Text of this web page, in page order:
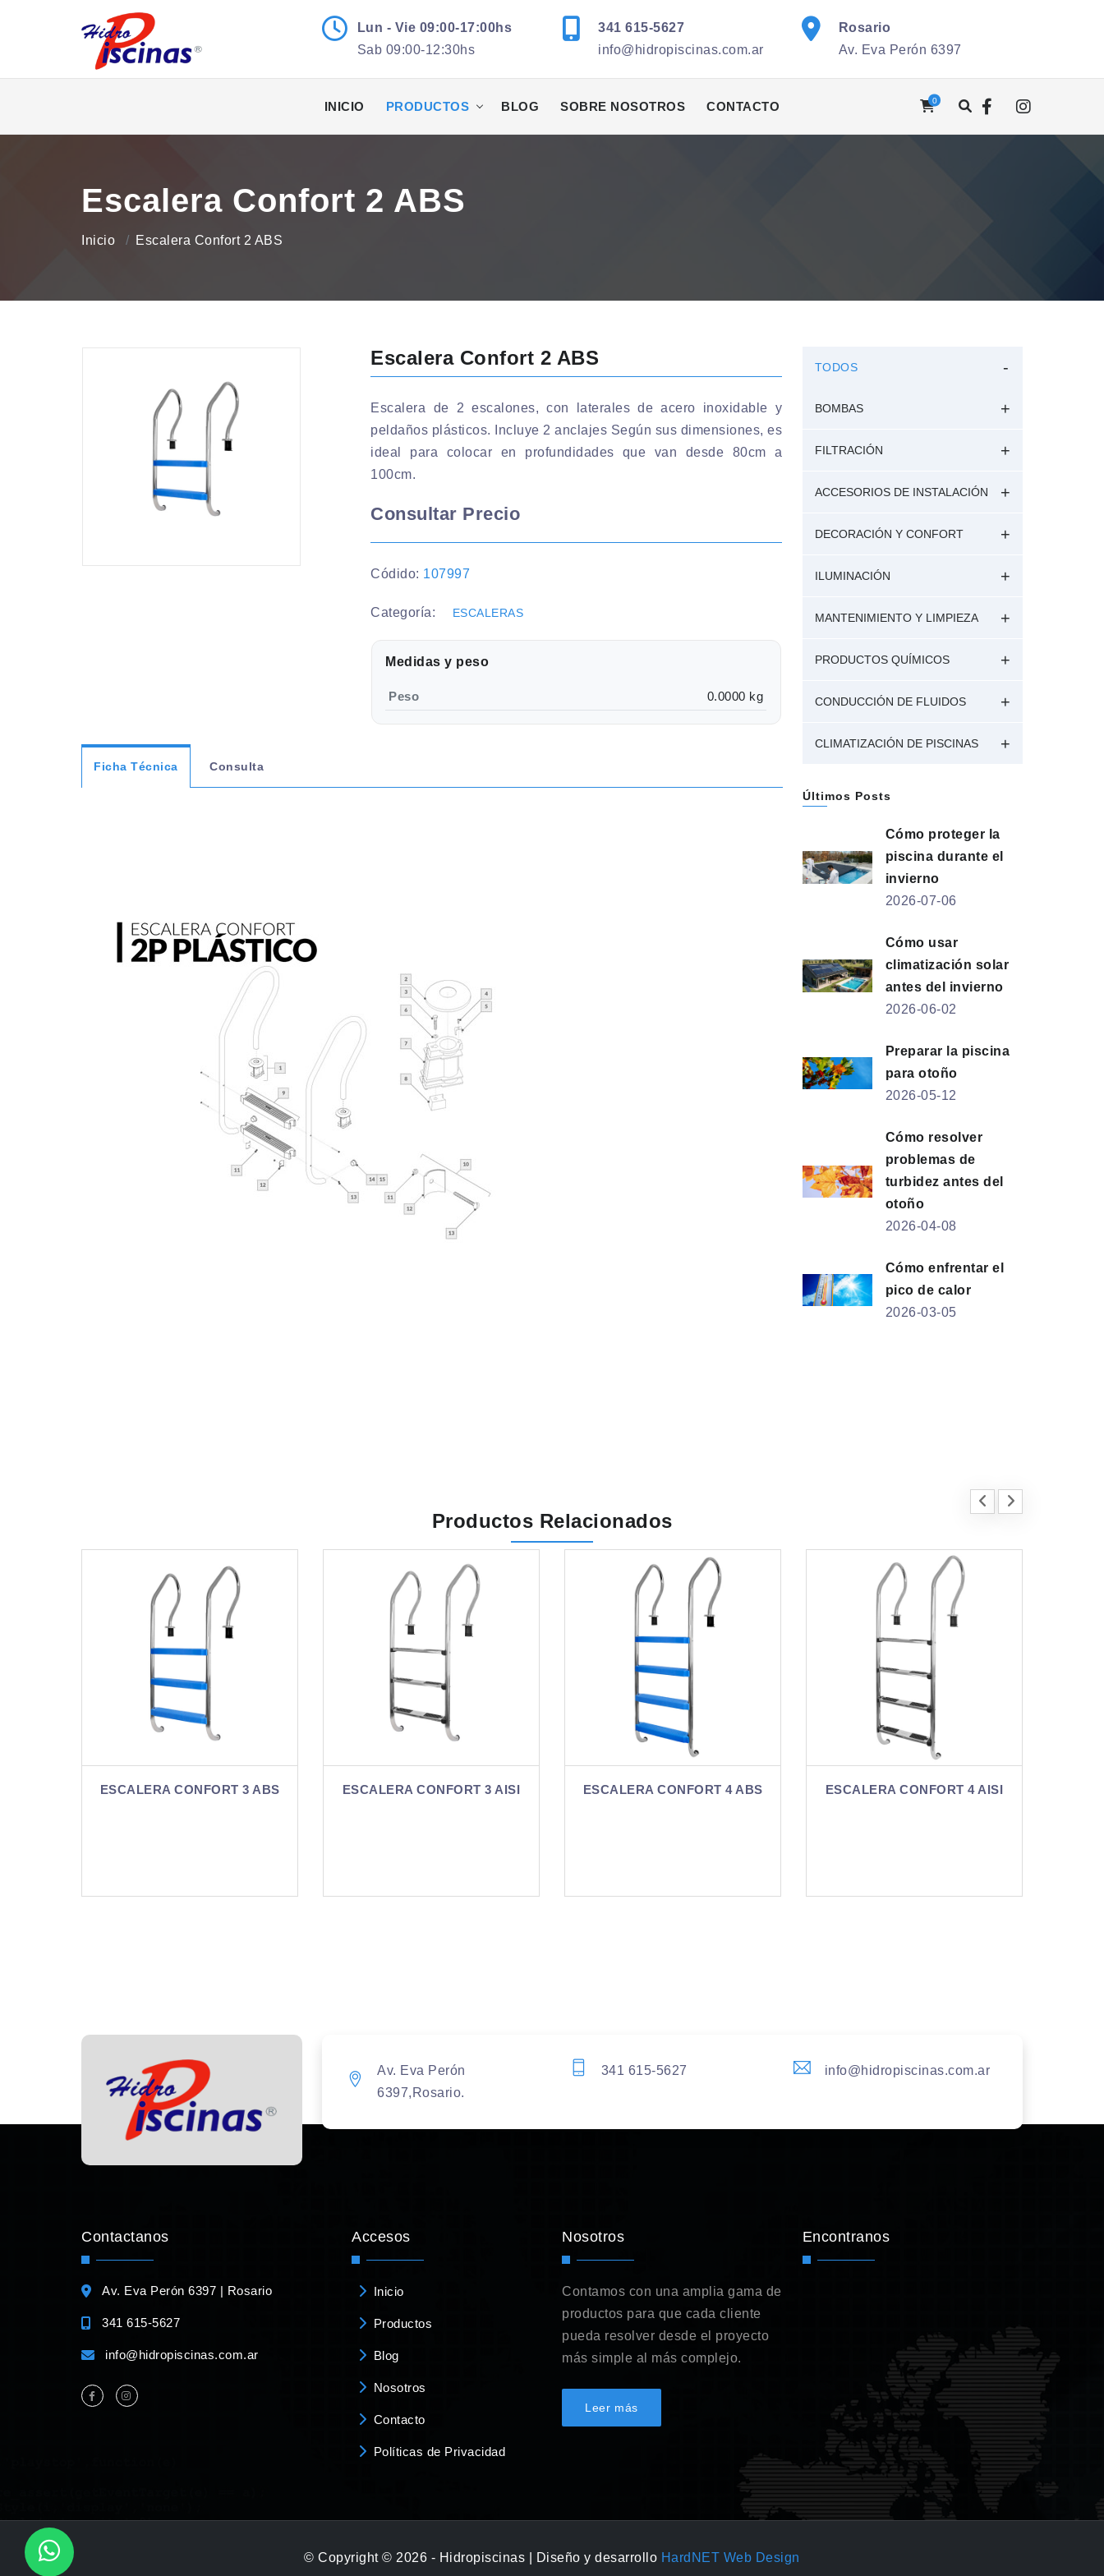
Lun - Vie 09:00-17:00hs
Sab 09:00-12:30hs
341 615-5627
info@hidropiscinas.com.ar
Rosario
Av. Eva Perón 6397
INICIO PRODUCTOS BLOG SOBRE NOSOTROS CONTACTO 0
Escalera Confort 2 ABS
Inicio Escalera Confort 2 ABS
Escalera Confort 2 ABS
Escalera de 2 escalones, con laterales de acero inoxidable y
peldaños plásticos. Incluye 2 anclajes Según sus dimensiones, es
ideal para colocar en profundidades que van desde 80cm a
100cm.
Consultar Precio
Códido: 107997
Categoría: ESCALERAS
Medidas y peso
Peso 0.0000 kg
Ficha Técnica Consulta
TODOS
BOMBAS
FILTRACIÓN
ACCESORIOS DE INSTALACIÓN
DECORACIÓN Y CONFORT
ILUMINACIÓN
MANTENIMIENTO Y LIMPIEZA
PRODUCTOS QUÍMICOS
CONDUCCIÓN DE FLUIDOS
CLIMATIZACIÓN DE PISCINAS
Últimos Posts
Cómo proteger la
piscina durante el
invierno
2026-07-06
Cómo usar
climatización solar
antes del invierno
2026-06-02
Preparar la piscina
para otoño
2026-05-12
Cómo resolver
problemas de
turbidez antes del
otoño
2026-04-08
Cómo enfrentar el
pico de calor
2026-03-05
Productos Relacionados
ESCALERA CONFORT 3 AISI ESCALERA CONFORT 4 ABS ESCALERA CONFORT 4 AISI VAINA ESCALERA
Av. Eva Perón
6397,Rosario.
341 615-5627 info@hidropiscinas.com.ar
Contactanos
Av. Eva Perón 6397 | Rosario
341 615-5627
info@hidropiscinas.com.ar
Accesos
Inicio
Productos
Blog
Nosotros
Contacto
Políticas de Privacidad
Nosotros
Contamos con una amplia gama de
productos para que cada cliente
pueda resolver desde el proyecto
más simple al más complejo.
Leer más
Encontranos
© Copyright © 2026 - Hidropiscinas | Diseño y desarrollo HardNET Web Design